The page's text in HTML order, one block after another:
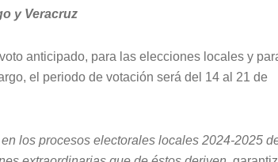
y Veracruz
anticipado, para las elecciones locales y
el periodo de votación será del 14 al 21 de
los procesos electorales locales 2024-2025